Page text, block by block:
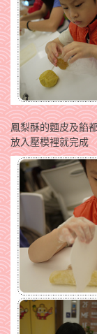
鳳梨酥的麵皮及餡
放入壓模裡就完成